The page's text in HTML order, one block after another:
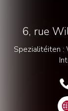
6, rue
Spezialitéiten :